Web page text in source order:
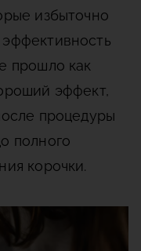
избыточно
прошло как
эффект,
процедуры
полного
корочки.